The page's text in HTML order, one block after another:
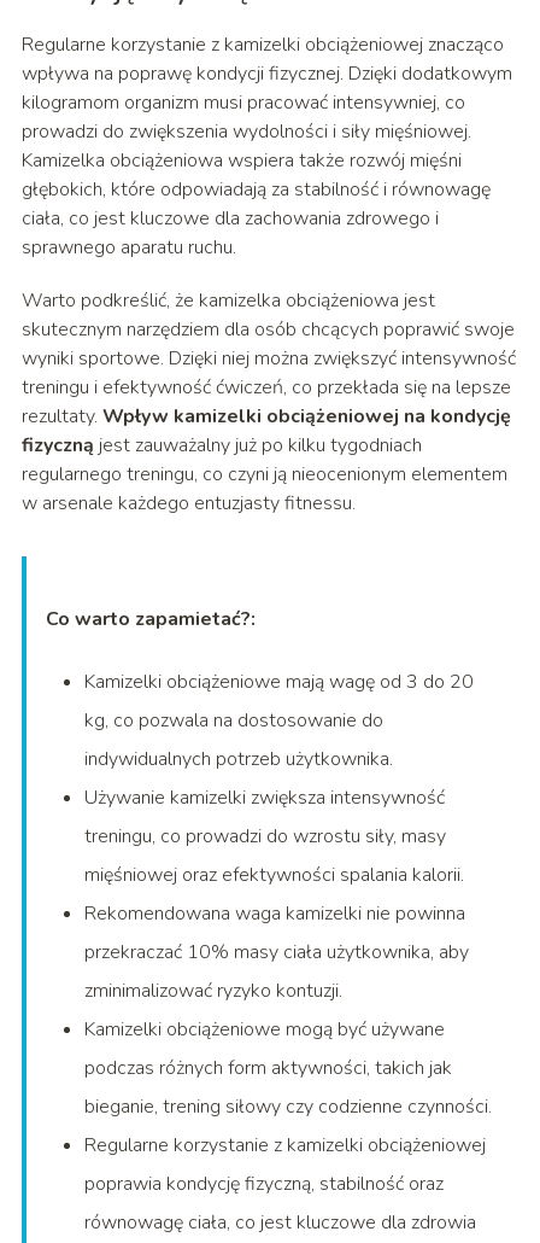
Regularne korzystanie z kamizelki obciążeniowej znacząco
wpływa na poprawę kondycji fizycznej. Dzięki dodatkowym
kilogramom organizm musi pracować intensywniej, co
prowadzi do zwiększenia wydolności i siły mięśniowej.
Kamizelka obciążeniowa wspiera także rozwój mięśni
głębokich, które odpowiadają za stabilność i równowagę
ciała, co jest kluczowe dla zachowania zdrowego i
sprawnego aparatu ruchu.
Warto podkreślić, że kamizelka obciążeniowa jest
skutecznym narzędziem dla osób chcących poprawić swoje
wyniki sportowe. Dzięki niej można zwiększyć intensywność
treningu i efektywność ćwiczeń, co przekłada się na lepsze
rezultaty. Wpływ kamizelki obciążeniowej na kondycję
fizyczną jest zauważalny już po kilku tygodniach
regularnego treningu, co czyni ją nieocenionym elementem
w arsenale każdego entuzjasty fitnessu.
Co warto zapamietać?:
Kamizelki obciążeniowe mają wagę od 3 do 20
kg, co pozwala na dostosowanie do
indywidualnych potrzeb użytkownika.
Używanie kamizelki zwiększa intensywność
treningu, co prowadzi do wzrostu siły, masy
mięśniowej oraz efektywności spalania kalorii.
Rekomendowana waga kamizelki nie powinna
przekraczać 10% masy ciała użytkownika, aby
zminimalizować ryzyko kontuzji.
Kamizelki obciążeniowe mogą być używane
podczas różnych form aktywności, takich jak
bieganie, trening siłowy czy codzienne czynności.
Regularne korzystanie z kamizelki obciążeniowej
poprawia kondycję fizyczną, stabilność oraz
równowagę ciała, co jest kluczowe dla zdrowia